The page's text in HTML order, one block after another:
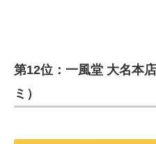
第12位：一風堂 大名本
ミ）